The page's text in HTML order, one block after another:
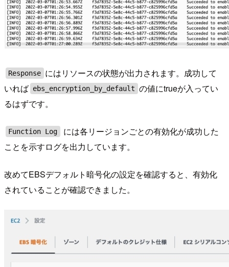
Response にはリソースの状態が出力されます。成功して
いれば ebs_encryption_by_default の値にtrueが入ってい
るはずです。
Function Log
には各リージョンごとの有効化が成功した
ことを示すログを出力しています。
改めてEBSデフォルト暗号化の設定を確認すると、有効化
されていることが確認できました。